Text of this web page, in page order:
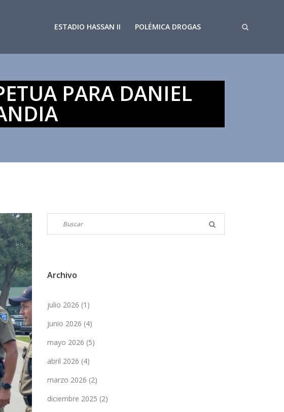
ESTADIO HASSAN II POLÉMICA DROGAS
PARA DANIEL
Archivo
julio 2026 (1)
junio 2026 (4)
mayo 2026 (5)
abril 2026 (4)
marzo 2026 (2)
diciembre 2025 (2)